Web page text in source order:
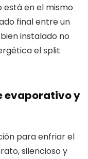
en el mismo
final entre un
instalado no
el split
evaporativo y
para enfriar el
silencioso y